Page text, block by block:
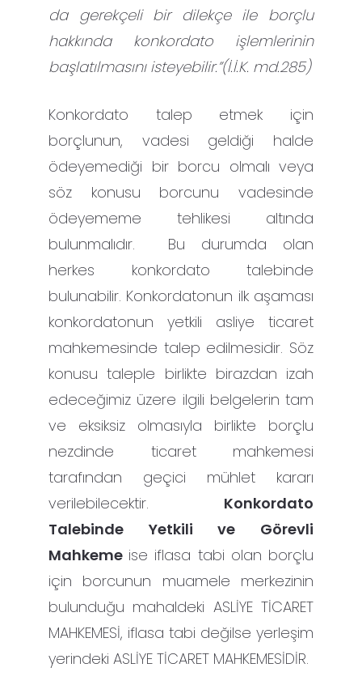
da gerekçeli bir dilekçe ile borçlu
hakkında konkordato işlemlerinin
başlatılmasını isteyebilir.”(İ.İ.K. md.285)
Konkordato talep etmek için
borçlunun, vadesi geldiği halde
ödeyemediği bir borcu olmalı veya
söz konusu borcunu vadesinde
ödeyememe tehlikesi altında
bulunmalıdır. Bu durumda olan
herkes konkordato talebinde
bulunabilir. Konkordatonun ilk aşaması
konkordatonun yetkili asliye ticaret
mahkemesinde talep edilmesidir. Söz
konusu taleple birlikte birazdan izah
edeceğimiz üzere ilgili belgelerin tam
ve eksiksiz olmasıyla birlikte borçlu
nezdinde ticaret mahkemesi
tarafından geçici mühlet kararı
verilebilecektir. Konkordato
Talebinde Yetkili ve Görevli
Mahkeme ise iflasa tabi olan borçlu
için borcunun muamele merkezinin
bulunduğu mahaldeki ASLİYE TİCARET
MAHKEMESİ, iflasa tabi değilse yerleşim
yerindeki ASLİYE TİCARET MAHKEMESİDİR.